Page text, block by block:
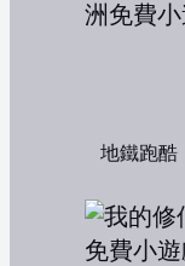
地鐵跑酷